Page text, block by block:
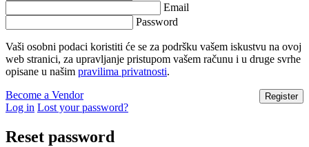
Email
Password
Vaši osobni podaci koristiti će se za podršku vašem iskustvu na ovoj
web stranici, za upravljanje pristupom vašem računu i u druge svrhe
opisane u našim pravilima privatnosti.
Become a Vendor
Log in Lost your password?
Reset password